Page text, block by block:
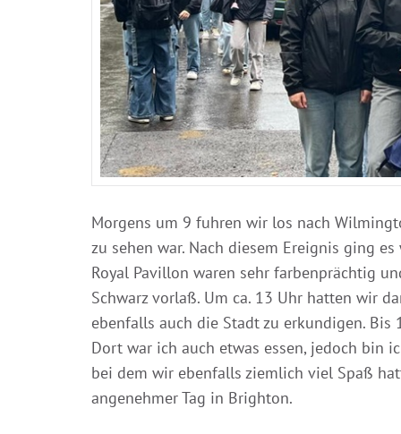
Morgens um 9 fuhren wir los nach
zu sehen war. Nach diesem Ereignis ging
Royal Pavillon waren sehr farbenprächtig
Schwarz vorlaß. Um ca. 13 Uhr hatten wir
ebenfalls auch die Stadt zu erkundigen.
Dort war ich auch etwas essen, jedoch bin
bei dem wir ebenfalls ziemlich viel Spaß
angenehmer Tag in Brighton.